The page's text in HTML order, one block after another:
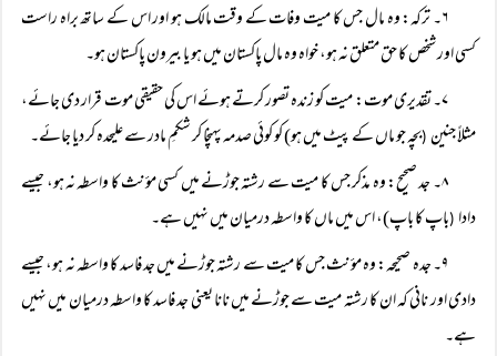
۶۔ ترکہ: وہ مال جس کا میت وفات کے وقت مالک ہو اور اس کے ساتھ براہ راست
کسی اور شخص کا حق متعلق نہ ہو، خواہ وہ مال پاکستان میں ہو یا بیرون پاکستان ہو۔
۷۔ تقدیری موت: میت کو زندہ تصور کرتے ہوئے اس کی حقیقی موت قرار دی جائے،
مثلاً‌ جنین (بچہ جو ماں کے پیٹ میں ہو) کو کوئی صدمہ پہنچا کر شکمِ مادر سے علیحدہ کر دیا جائے۔
۸۔ جد صحیح: وہ مذکر جس کا میت سے رشتہ جوڑنے میں کسی مؤنث کا واسطہ نہ ہو، جیسے
دادا (باپ کا باپ)، اس میں ماں کا واسطہ درمیان میں نہیں ہے۔
۹۔ جدہ صحیحہ: وہ مؤنث جس کا میت سے رشتہ جوڑنے میں جد فاسد کا واسطہ نہ ہو، جیسے
دادی اور نانی کہ ان کا رشتہ میت سے جوڑنے میں نانا یعنی جد فاسد کا واسطہ درمیان میں نہیں
ہے۔